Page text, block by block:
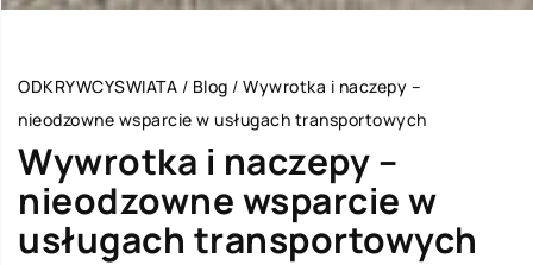
ODKRYWCYSWIATA / Blog / Wywrotka i naczepy –
nieodzowne wsparcie w usługach transportowych
Wywrotka i naczepy –
nieodzowne wsparcie w
usługach transportowych